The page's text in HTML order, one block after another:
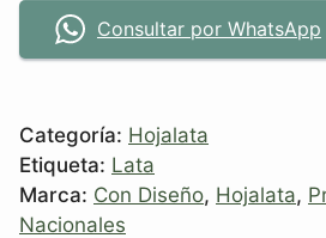
Consultar por WhatsApp
Categoría: Hojalata
Etiqueta: Lata
Marca: Con Diseño, Hojalata,
Nacionales